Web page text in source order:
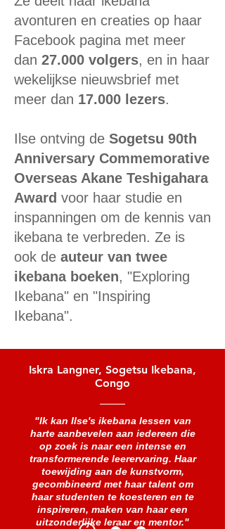
avonturen en creaties op haar
Facebook pagina met meer
dan 27.000 volgers, en in haar
wekelijkse nieuwsbrief met
meer dan 17.000 lezers.
Ilse ontving de Sogetsu 90th
Anniversary Commemorative
Overseas Akane Teshigahara
Award voor haar studie en
inspanningen om de kennis van
ikebana te verbreden. Ze is
ook de auteur van twee
ikebana boeken, "Exploring
Ikebana" en "Inspiring
Ikebana".
Iskra Langner, Sogetsu Ikebana,
Congo
"Ik kan Ilse's ikebana lessen van
harte aanbevelen aan iedereen die
op zoek is naar een intense en
transformerende leerervaring. Haar
toewijding aan de kunstvorm,
gecombineerd met haar talent om
haar studenten te koesteren en te
inspireren, maken van haar een
uitzonderlijke leraar en mentor."